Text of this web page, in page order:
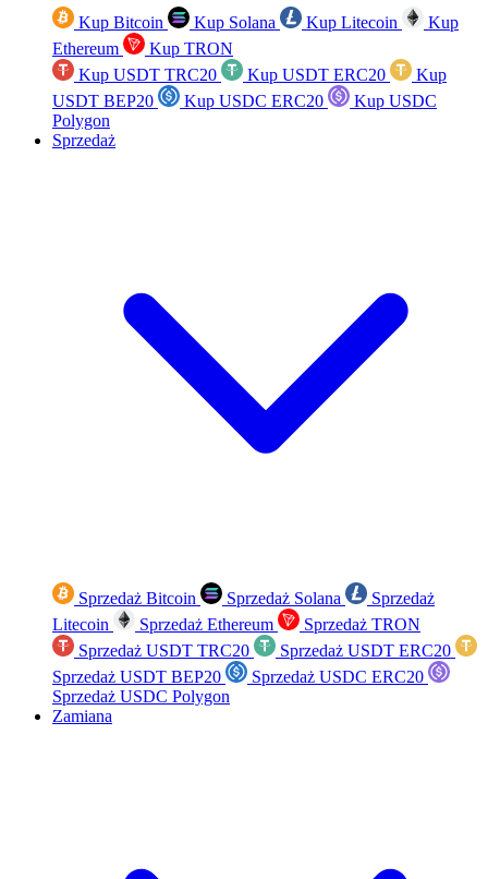
Kup Bitcoin Kup Solana Kup Litecoin
Kup
Ethereum
Kup TRON
Kup USDT TRC20
Kup USDT ERC20
Kup
USDT BEP20
Kup USDC ERC20
Kup USDC
Polygon
Sprzedaż
Sprzedaż Bitcoin Sprzedaż Solana
Sprzedaż
Litecoin
Sprzedaż Ethereum
Sprzedaż TRON
Sprzedaż USDT TRC20
Sprzedaż USDT ERC20
Sprzedaż USDT BEP20
Sprzedaż USDC ERC20
Sprzedaż USDC Polygon
Zamiana